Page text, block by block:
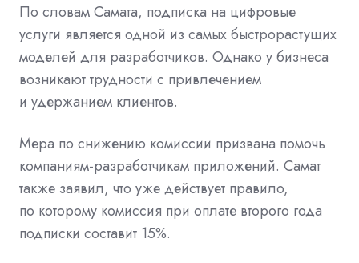
По словам Самата, подписка на цифровые
услуги является одной из самых быстрорастущих
моделей для разработчиков. Однако у бизнеса
возникают трудности с привлечением
и удержанием клиентов.
Мера по снижению комиссии призвана помочь
компаниям-разработчикам приложений. Самат
также заявил, что уже действует правило,
по которому комиссия при оплате второго года
подписки составит 15%.